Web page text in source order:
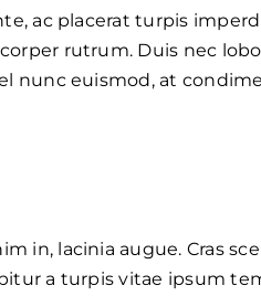
ac placerat turpis
rutrum. Duis nec
nunc euismod, at
in, lacinia augue. Cras
a turpis vitae ipsum